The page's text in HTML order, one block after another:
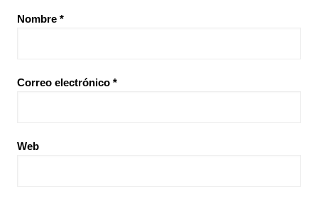
Nombre *
Correo electrónico *
Web